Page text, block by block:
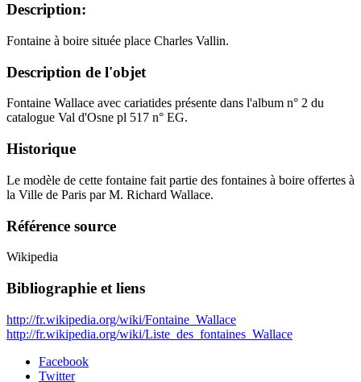
Description:
Fontaine à boire située place Charles Vallin.
Description de l'objet
Fontaine Wallace avec cariatides présente dans l'album n° 2 du
catalogue Val d'Osne pl 517 n° EG.
Historique
Le modèle de cette fontaine fait partie des fontaines à boire offertes à
la Ville de Paris par M. Richard Wallace.
Référence source
Wikipedia
Bibliographie et liens
http://fr.wikipedia.org/wiki/Fontaine_Wallace
http://fr.wikipedia.org/wiki/Liste_des_fontaines_Wallace
Facebook
Twitter